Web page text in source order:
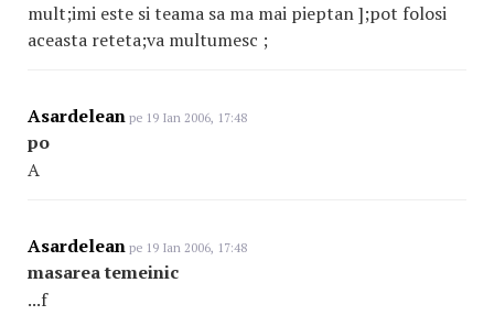
mult;imi este si teama sa ma mai pieptan ];pot folosi
aceasta reteta;va multumesc ;
Asardelean pe 19 Ian 2006, 17:48
po
A
Asardelean pe 19 Ian 2006, 17:48
masarea temeinic
...f